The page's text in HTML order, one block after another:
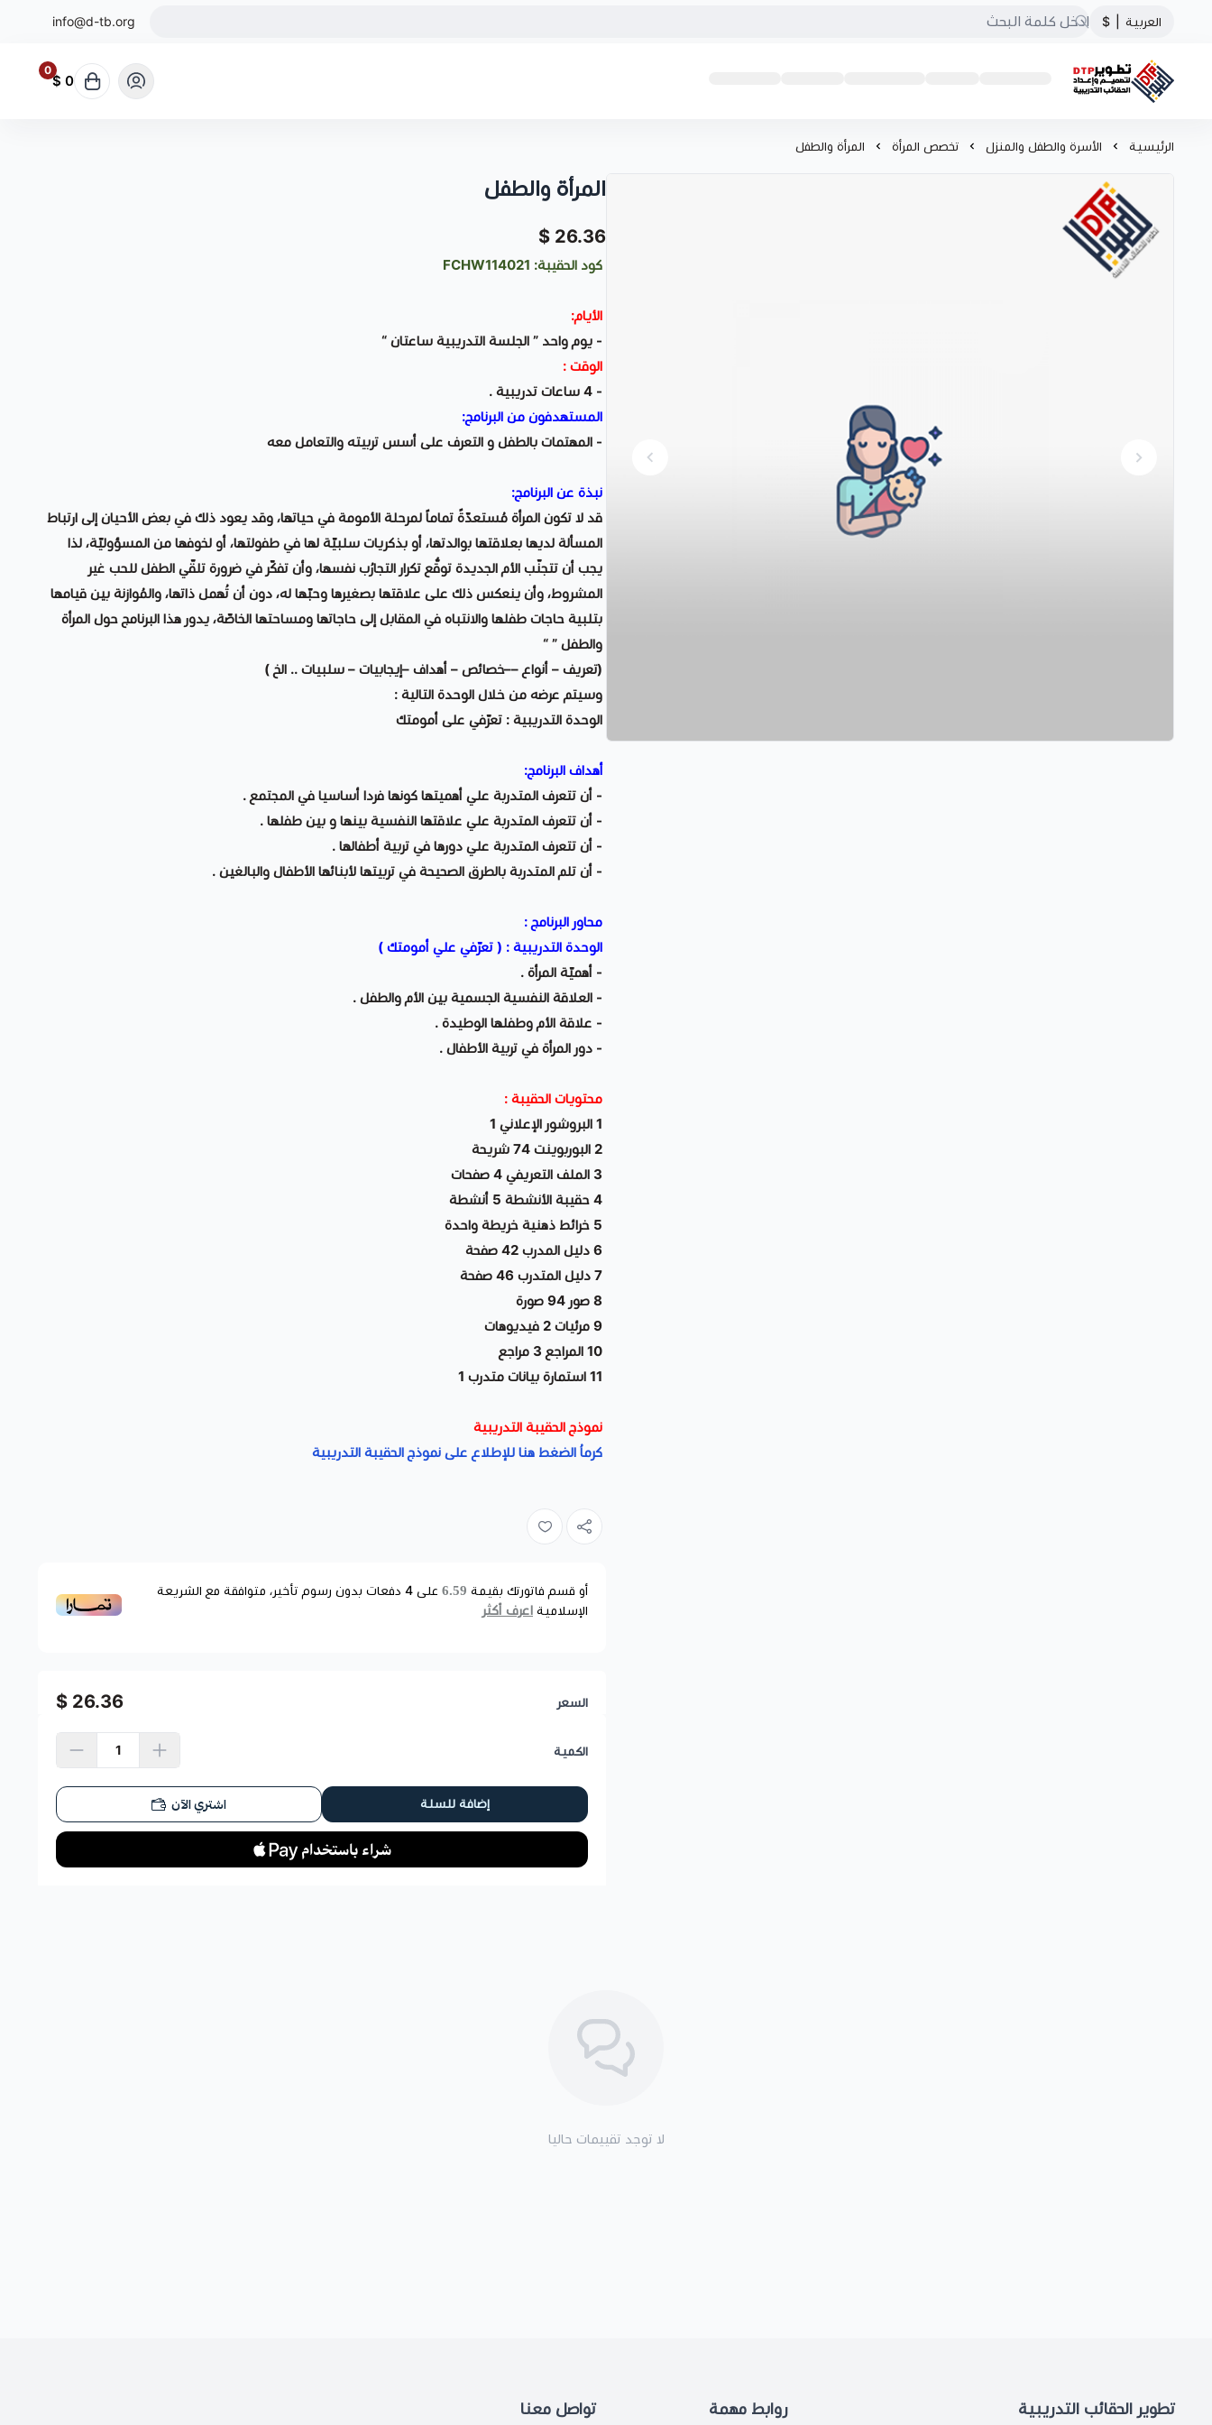
العربية $
info@d-tb.org
تطوير الحقائب التدريبية
0
0 $
الرئيسية الأسرة والطفل والمنزل تخصص المرأة المرأة والطفل
المرأة والطفل
26.36 $
كود الحقيبة: FCHW114021
الأيام:
- يوم واحد ” الجلسة التدريبية ساعتان “
الوقت :
- 4 ساعات تدريبية .
المستهدفون من البرنامج:
- المهتمات بالطفل و التعرف على أسس تربيته والتعامل معه
نبذة عن البرنامج:
قد لا تكون المرأة مُستعدّةً تماماً لمرحلة الأمومة في حياتها، وقد يعود ذلك في بعض الأحيان إلى ارتباط
المسألة لديها بعلاقتها بوالدتها، أو بذكريات سلبيّة لها في طفولتها، أو لخوفها من المسؤوليّة، لذا
يجب أن تتجنّب الأم الجديدة توقُّع تكرار التجارُب نفسها، وأن تفكّر في ضرورة تلقّي الطفل للحب غير
المشروط، وأن ينعكس ذلك على علاقتها بصغيرها وحبّها له، دون أن تُهمل ذاتها، والمُوازنة بين قيامها
بتلبية حاجات طفلها والانتباه في المقابل إلى حاجاتها ومساحتها الخاصّة، يدور هذا البرنامج حول المرأة
والطفل ” “
(تعريف – أنواع ––خصائص – أهداف –إيجابيات – سلبيات .. الخ )
وسيتم عرضه من خلال الوحدة التالية :
الوحدة التدريبية : تعرّفي على أمومتك
أهداف البرنامج:
- أن تتعرف المتدربة علي أهميتها كونها فردا أساسيا في المجتمع .
- أن تتعرف المتدربة علي علاقتها النفسية بينها و بين طفلها .
- أن تتعرف المتدربة علي دورها في تربية أطفالها .
- أن تلم المتدربة بالطرق الصحيحة في تربيتها لأبنائها الأطفال والبالغين .
محاور البرنامج :
الوحدة التدريبية : ( تعرّفي علي أمومتك )
- أهميّة المرأة .
- العلاقة النفسية الجسمية بين الأم والطفل .
- علاقة الأم وطفلها الوطيدة .
- دور المرأة في تربية الأطفال .
محتويات الحقيبة :
1 البروشور الإعلاني 1
2 البوربوينت 74 شريحة
3 الملف التعريفي 4 صفحات
4 حقيبة الأنشطة 5 أنشطة
5 خرائط ذهنية خريطة واحدة
6 دليل المدرب 42 صفحة
7 دليل المتدرب 46 صفحة
8 صور 94 صورة
9 مرئيات 2 فيديوهات
10 المراجع 3 مراجع
11 استمارة بيانات متدرب 1
نموذج الحقيبة التدريبية
كرماُ الضغط هنا للإطلاع على نموذج الحقيبة التدريبية
أو قسم فاتورتك بقيمة 6.59 على 4 دفعات بدون رسوم تأخير، متوافقة مع الشريعة
الإسلامية اعرف أكثر
السعر 26.36 $
الكمية
إضافة للسلة اشتري الآن
لا توجد تقييمات حاليا
تطوير الحقائب التدريبية روابط مهمة تواصل معنا